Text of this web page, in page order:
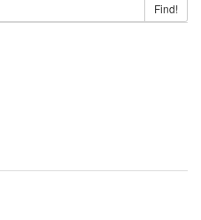
Find!